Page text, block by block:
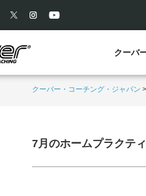
クーバ
クーバー・コーチング・ジャパン >
7月のホームプラクテ